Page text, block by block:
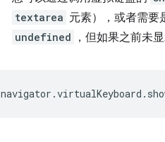
textarea 元素），或者需要
undefined ，但如果之前未
navigator .virtualKeyboard .